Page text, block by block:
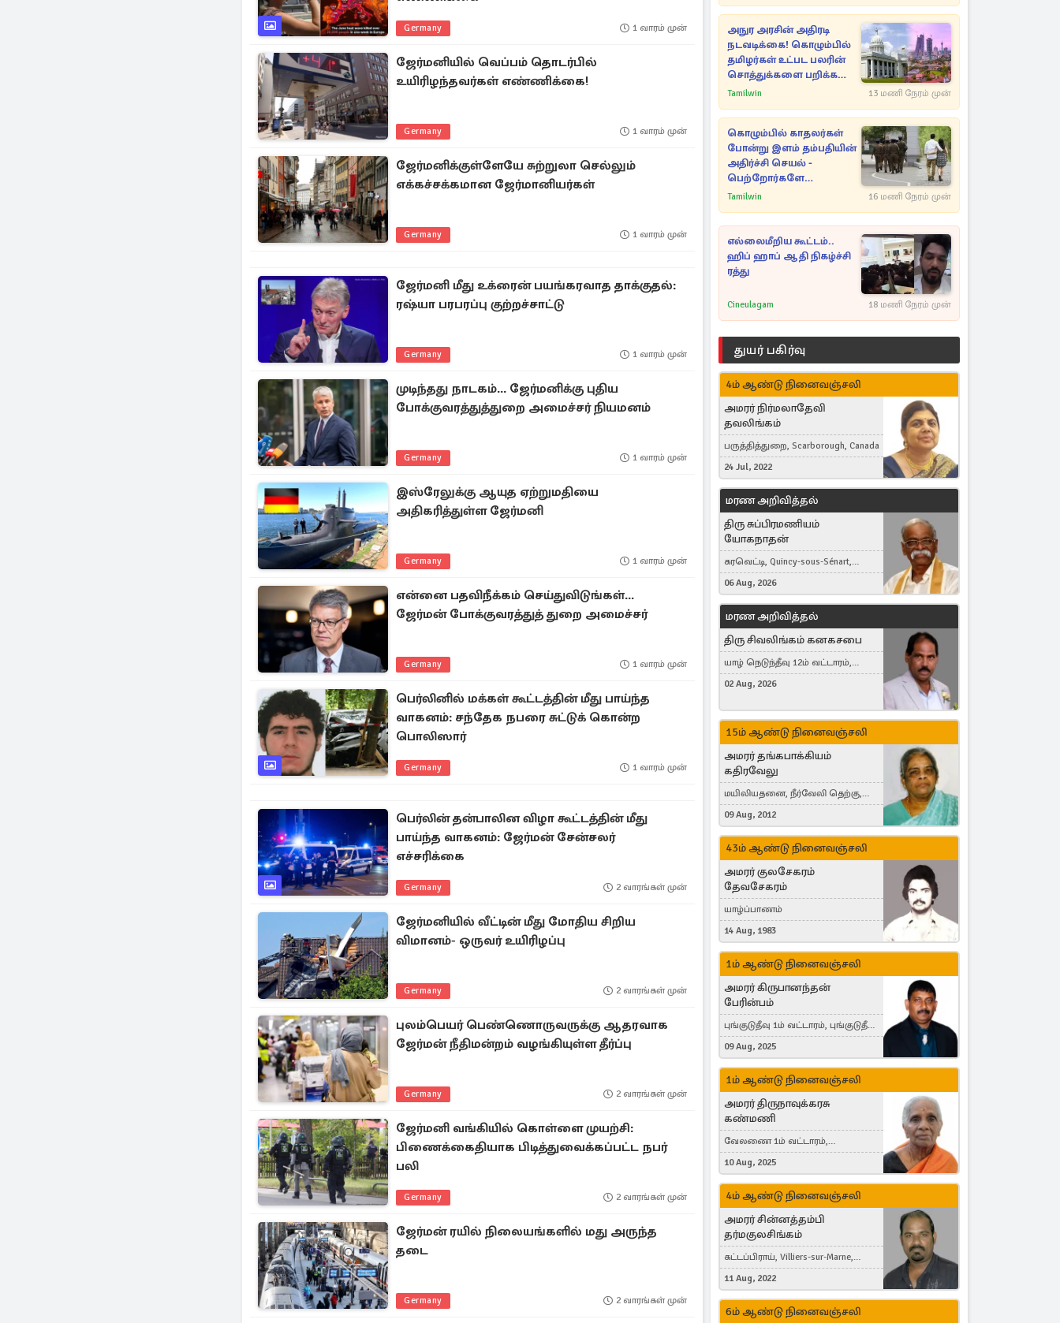
Germany 1 வாரம் முன்
ஜேர்மனியில் வெப்பம் தொடர்பில்
உயிரிழந்தவர்கள் எண்ணிக்கை!
Germany 1 வாரம் முன்
ஜேர்மனிக்குள்ளேயே சுற்றுலா செல்லும்
எக்கச்சக்கமான ஜேர்மானியர்கள்
Germany 1 வாரம் முன்
ஜேர்மனி மீது உக்ரைன் பயங்கரவாத தாக்குதல்:
ரஷ்யா பரபரப்பு குற்றச்சாட்டு
Germany 1 வாரம் முன்
முடிந்தது நாடகம்... ஜேர்மனிக்கு புதிய
போக்குவரத்துத்துறை அமைச்சர் நியமனம்
Germany 1 வாரம் முன்
இஸ்ரேலுக்கு ஆயுத ஏற்றுமதியை
அதிகரித்துள்ள ஜேர்மனி
Germany 1 வாரம் முன்
என்னை பதவிநீக்கம் செய்துவிடுங்கள்...
ஜேர்மன் போக்குவரத்துத் துறை அமைச்சர்
Germany 1 வாரம் முன்
பெர்லினில் மக்கள் கூட்டத்தின் மீது பாய்ந்த
வாகனம்: சந்தேக நபரை சுட்டுக் கொன்ற
பொலிஸார்
Germany 1 வாரம் முன்
பெர்லின் தன்பாலின விழா கூட்டத்தின் மீது
பாய்ந்த வாகனம்: ஜேர்மன் சேன்சலர்
எச்சரிக்கை
Germany 2 வாரங்கள் முன்
ஜேர்மனியில் வீட்டின் மீது மோதிய சிறிய
விமானம்- ஒருவர் உயிரிழப்பு
Germany 2 வாரங்கள் முன்
புலம்பெயர் பெண்ணொருவருக்கு ஆதரவாக
ஜேர்மன் நீதிமன்றம் வழங்கியுள்ள தீர்ப்பு
Germany 2 வாரங்கள் முன்
ஜேர்மனி வங்கியில் கொள்ளை முயற்சி:
பிணைக்கைதியாக பிடித்துவைக்கப்பட்ட நபர்
பலி
Germany 2 வாரங்கள் முன்
ஜேர்மன் ரயில் நிலையங்களில் மது அருந்த
தடை
Germany 2 வாரங்கள் முன்
அநுர அரசின் அதிரடி
நடவடிக்கை! கொழும்பில்
தமிழர்கள் உட்பட பலரின்
சொத்துக்களை பறிக்க
நடவடிக்கை
Tamilwin 13 மணி நேரம் முன்
கொழும்பில் காதலர்கள்
போன்று இளம் தம்பதியின்
அதிர்ச்சி செயல் -
பெற்றோர்களே
எச்சரிக்கை
Tamilwin 16 மணி நேரம் முன்
எல்லைமீறிய கூட்டம்..
ஹிப் ஹாப் ஆதி நிகழ்ச்சி
ரத்து
Cineulagam 18 மணி நேரம் முன்
துயர் பகிர்வு
4ம் ஆண்டு நினைவஞ்சலி
அமரர் நிர்மலாதேவி
தவலிங்கம்
பருத்தித்துறை, Scarborough, Canada
24 Jul, 2022
மரண அறிவித்தல்
திரு சுப்பிரமணியம்
யோகநாதன்
கரவெட்டி, Quincy-sous-Sénart,
France
06 Aug, 2026
மரண அறிவித்தல்
திரு சிவலிங்கம் கனகசபை
யாழ் நெடுந்தீவு 12ம் வட்டாரம்,
Jaffna, நயினாதீவு, London, United
02 Aug, 2026
15ம் ஆண்டு நினைவஞ்சலி
அமரர் தங்கபாக்கியம்
கதிரவேலு
மயிலியதனை, நீர்வேலி தெற்கு,
Herning, Denmark
09 Aug, 2012
43ம் ஆண்டு நினைவஞ்சலி
அமரர் குலசேகரம்
தேவசேகரம்
யாழ்ப்பாணம்
14 Aug, 1983
1ம் ஆண்டு நினைவஞ்சலி
அமரர் கிருபானந்தன்
பேரின்பம்
புங்குடுதீவு 1ம் வட்டாரம், புங்குடுதீவு,
India, Lausanne, Switzerland
09 Aug, 2025
1ம் ஆண்டு நினைவஞ்சலி
அமரர் திருநாவுக்கரசு
கண்மணி
வேலணை 1ம் வட்டாரம்,
மண்கும்பான் மேற்கு, Liestal,
Switzerland
10 Aug, 2025
4ம் ஆண்டு நினைவஞ்சலி
அமரர் சின்னத்தம்பி
தர்மகுலசிங்கம்
கட்டப்பிராய், Villiers-sur-Marne,
France
11 Aug, 2022
6ம் ஆண்டு நினைவஞ்சலி